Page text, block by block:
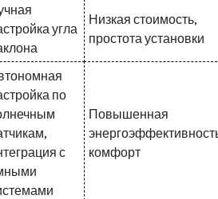
угла
Низкая стоимость,
простота установки
по
с
Повышенная
комфорт